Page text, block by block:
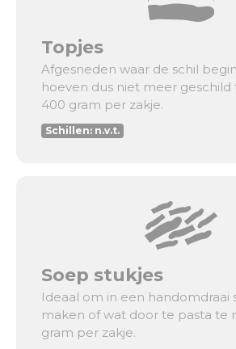
Topjes
Afgesneden waar de schil
hoeven dus niet meer geschild
400 gram per zakje.
Schillen: n.v.t.
Soep stukjes
Ideaal om in een handomdraai
maken of wat door te pasta te
gram per zakje.